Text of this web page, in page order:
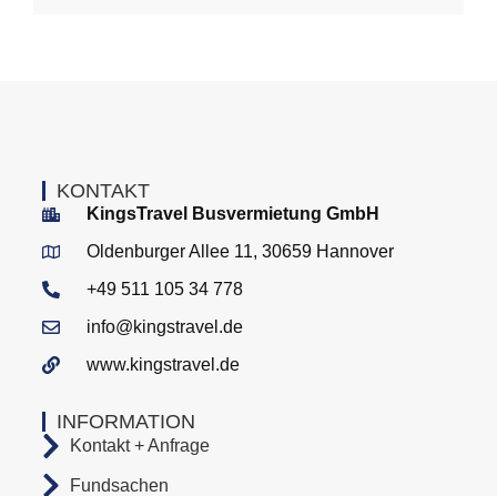
INFORMATION
Kontakt + Anfrage
Fundsachen
KONTAKT
KingsTravel Busvermietung GmbH
Oldenburger Allee 11, 30659 Hannover
+49 511 105 34 778
info@kingstravel.de
www.kingstravel.de